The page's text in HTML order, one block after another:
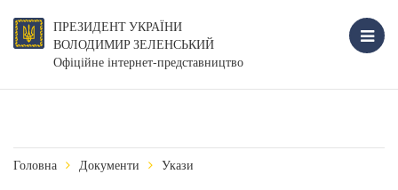
ПРЕЗИДЕНТ УКРАЇНИ
ВОЛОДИМИР ЗЕЛЕНСЬКИЙ
Офіційне інтернет-представництво
Головна Документи Укази